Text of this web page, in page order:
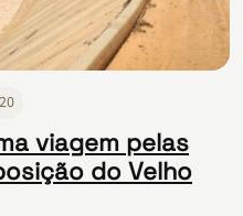
viagem pelas
do Velho